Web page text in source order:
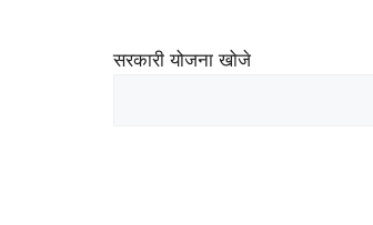
सरकारी योजना खोजे